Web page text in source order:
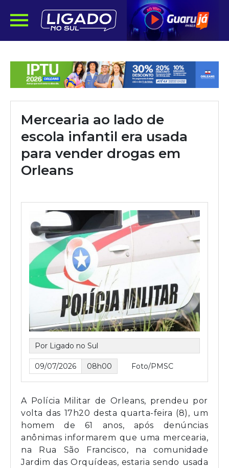
Mercearia ao lado de
escola infantil era usada
para vender drogas em
Orleans
Por Ligado no Sul
09/07/2026 08h00 Foto/PMSC
A Polícia Militar de Orleans, prendeu por
volta das 17h20 desta quarta-feira (8), um
homem de 61 anos, após denúncias
anônimas informarem que uma mercearia,
na Rua São Francisco, na comunidade
Jardim das Orquídeas, estaria sendo usada